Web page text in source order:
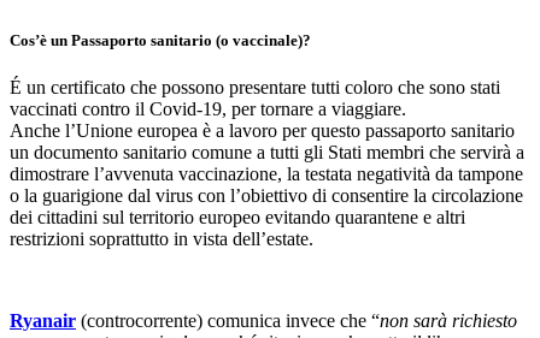
Cos’è un Passaporto sanitario (o vaccinale)?
É un certificato che possono presentare tutti coloro che sono stati
vaccinati contro il Covid-19, per tornare a viaggiare.
Anche l’Unione europea è a lavoro per questo passaporto sanitario
un documento sanitario comune a tutti gli Stati membri che servirà a
dimostrare l’avvenuta vaccinazione, la testata negatività da tampone
o la guarigione dal virus con l’obiettivo di consentire la circolazione
dei cittadini sul territorio europeo evitando quarantene e altri
restrizioni soprattutto in vista dell’estate.
Ryanair (controcorrente) comunica invece che “non sarà richiesto